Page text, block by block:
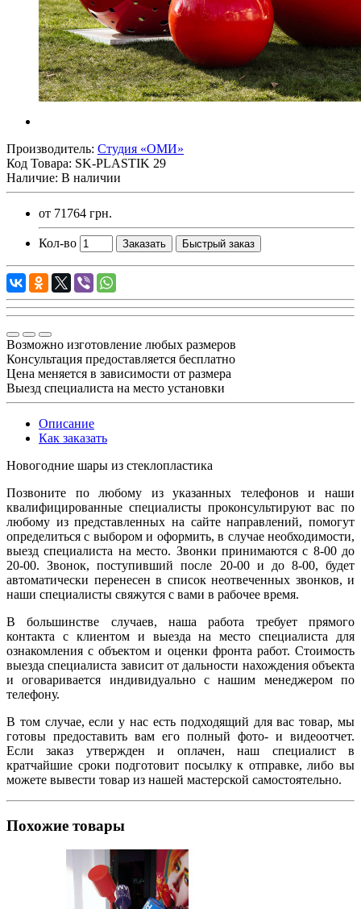
Производитель: Студия «ОМИ»
Код Товара: SK-PLASTIK 29
Наличие: В наличии
от 71764 грн.
Кол-во Заказать Быстрый заказ
Возможно изготовление любых размеров
Консультация предоставляется бесплатно
Цена меняется в зависимости от размера
Выезд специалиста на место установки
Описание
Как заказать
Новогодние шары из стеклопластика
Позвоните по любому из указанных телефонов и наши
квалифицированные специалисты проконсультируют вас по
любому из представленных на сайте направлений, помогут
определиться с выбором и оформить, в случае необходимости,
выезд специалиста на место. Звонки принимаются с 8-00 до
20-00. Звонок, поступивший после 20-00 и до 8-00, будет
автоматически перенесен в список неотвеченных звонков, и
наши специалисты свяжутся с вами в рабочее время.
В большинстве случаев, наша работа требует прямого
контакта с клиентом и выезда на место специалиста для
ознакомления с объектом и оценки фронта работ. Стоимость
выезда специалиста зависит от дальности нахождения объекта
и оговаривается индивидуально с нашим менеджером по
телефону.
В том случае, если у нас есть подходящий для вас товар, мы
готовы предоставить вам его полный фото- и видеоотчет.
Если заказ утвержден и оплачен, наш специалист в
кратчайшие сроки подготовит посылку к отправке, либо вы
можете вывести товар из нашей мастерской самостоятельно.
Похожие товары